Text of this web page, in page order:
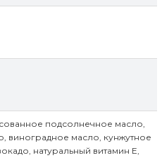
подсолнечное масло,
виноградное масло, кунжутное
натуральный витамин Е,